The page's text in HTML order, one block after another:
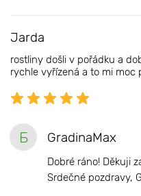
Jarda
rostliny došli v pořádku a
rychle vyřízená a to mi moc
Б GradinaMax
Dobré ráno! Děkuji
Srdečné pozdravy,